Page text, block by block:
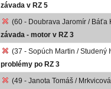
závada v RZ 5
(60 - Doubrava Jaromír / Báťa
závada - motor v RZ 3
(37 - Sopúch Martin / Studený
problémy po RZ 3
(49 - Janota Tomáš /